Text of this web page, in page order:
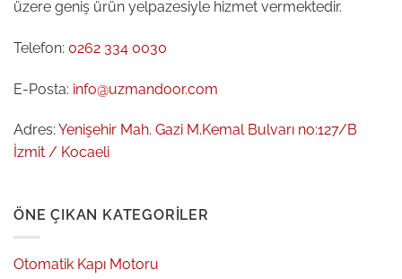
üzere geniş ürün yelpazesiyle hizmet vermektedir.
Telefon: 0262 334 0030
E-Posta: info@uzmandoor.com
Adres: Yenişehir Mah. Gazi M.Kemal Bulvarı no:127/B
İzmit / Kocaeli
ÖNE ÇIKAN KATEGORILER
Otomatik Kapı Motoru